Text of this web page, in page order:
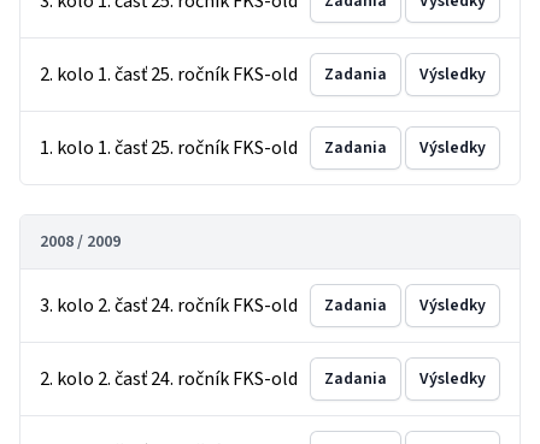
2. kolo 1. časť 25. ročník FKS-old Zadania Výsledky
1. kolo 1. časť 25. ročník FKS-old Zadania Výsledky
2008 / 2009
3. kolo 2. časť 24. ročník FKS-old Zadania Výsledky
2. kolo 2. časť 24. ročník FKS-old Zadania Výsledky